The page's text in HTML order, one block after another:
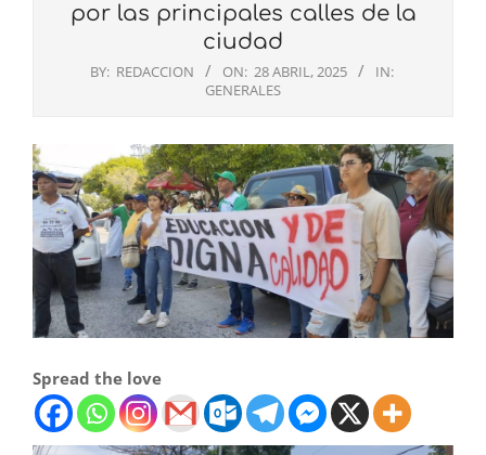
por las principales calles de la
ciudad
BY: REDACCION ON: 28 ABRIL, 2025
IN:
GENERALES
Spread the love